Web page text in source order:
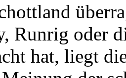
Runrig oder
hat, liegt